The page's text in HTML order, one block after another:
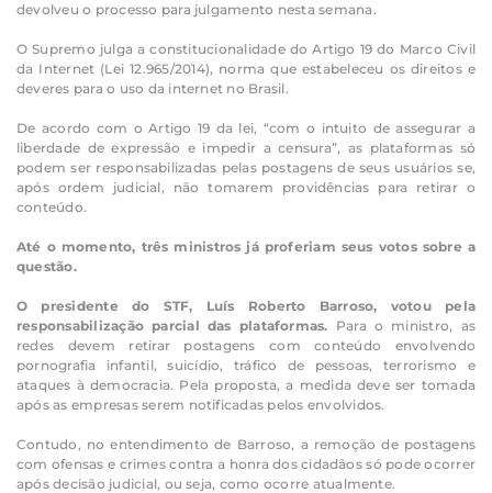
devolveu o processo para julgamento nesta semana.
O Supremo julga a constitucionalidade do Artigo 19 do Marco Civil
da Internet (Lei 12.965/2014), norma que estabeleceu os direitos e
deveres para o uso da internet no Brasil.
De acordo com o Artigo 19 da lei, “com o intuito de assegurar a
liberdade de expressão e impedir a censura”, as plataformas só
podem ser responsabilizadas pelas postagens de seus usuários se,
após ordem judicial, não tomarem providências para retirar o
conteúdo.
Até o momento, três ministros já proferiam seus votos sobre a
questão.
O presidente do STF, Luís Roberto Barroso, votou pela
responsabilização parcial das plataformas. Para o ministro, as
redes devem retirar postagens com conteúdo envolvendo
pornografia infantil, suicídio, tráfico de pessoas, terrorismo e
ataques à democracia. Pela proposta, a medida deve ser tomada
após as empresas serem notificadas pelos envolvidos.
Contudo, no entendimento de Barroso, a remoção de postagens
com ofensas e crimes contra a honra dos cidadãos só pode ocorrer
após decisão judicial, ou seja, como ocorre atualmente.